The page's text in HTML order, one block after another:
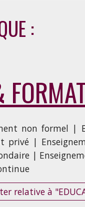
:
non formel |
privé |
|
relative à